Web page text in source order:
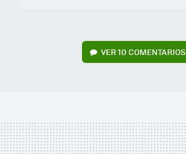
VER10 COMENTARIOS